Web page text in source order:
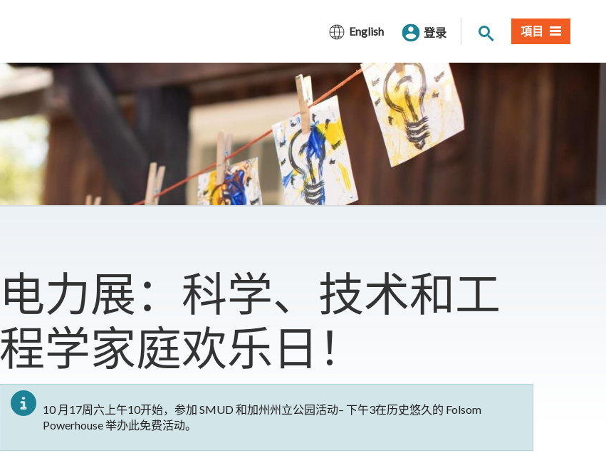
English 登录 网站搜索項目
电力展：科学、技术和工
程学家庭欢乐日！
10 月17周六上午10开始，参加 SMUD 和加州州立公园活动– 下午3在历史悠久的 Folsom
Powerhouse 举办此免费活动。